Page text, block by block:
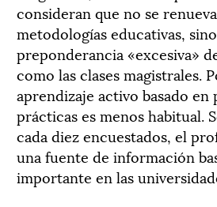
consideran que no se
metodologías educativas,
preponderancia «excesiva»
como las clases magistrales.
aprendizaje activo basado
prácticas es menos habitual.
cada diez encuestados, el
una fuente de información
importante en las